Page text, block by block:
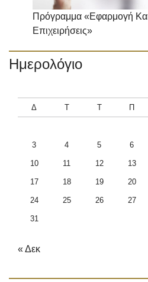
Πρόγραμμα «Εφαρμογή
Επιχειρήσεις»
Ημερολόγιο
Δ Τ Τ Π
3 4 5 6
10 11 12 13
17 18 19 20
24 25 26 27
31
« Δεκ